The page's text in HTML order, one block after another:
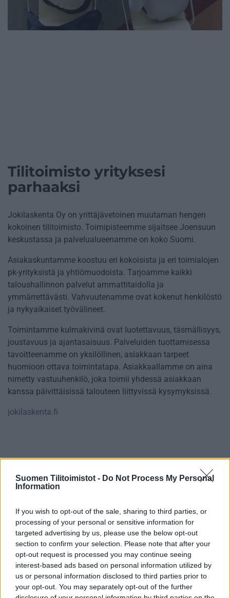
Suomen Tilitoimistot - Do Not Process My Personal
Information
If you wish to opt-out of the sale, sharing to third parties, or
processing of your personal or sensitive information for
targeted advertising by us, please use the below opt-out
section to confirm your selection. Please note that after your
opt-out request is processed you may continue seeing
interest-based ads based on personal information utilized by
us or personal information disclosed to third parties prior to
your opt-out. You may separately opt-out of the further
Tilitoimisto yrityksesi
parhaaksi
Jokilaskenta Oy on yrittäjävetoinen muutaman hengen
kokoinen tilitoimisto. Toimipisteemme sijaitsee Joensuun
keskustassa ja palvelualueenamme on koko Suomi.
Asiakaskuntamme koostuu eri kokoisista ja eri toimialojen
pk-yrityksistä ja yhtiömuodoista. Tarjoamme kaikki
taloushallinnon palvelut ammattitaidolla ja
ymmärrettävästi. Vahvuutenamme ovat kokenut henkilöstö
ja nykyaikaiset työvälineet.
Toimintamme kulmakivinä ovat luotettavuus, täsmällisyys,
joustavuus ja ajantasaisuus. Palveluiden tuottamisessa
tavoitteenamme on yksilöllinen, asiakkaan tarpeet
huomioon ottava toimintatapa. Asiakkaallamme on aina
nimetty vastuuhenkilö, joka toimii yhdessä asiakkaan
kanssa päivittäisissä talouteen liittyvissä kysymyksissä.
jokilaskenta.fi
Palvelukielet
Yhtiökoko
Suuret
Keskikokoiset
Pienet